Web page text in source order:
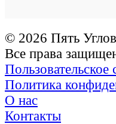
© 2026 Пять
Все права
Пользовательское
Политика
О нас
Контакты